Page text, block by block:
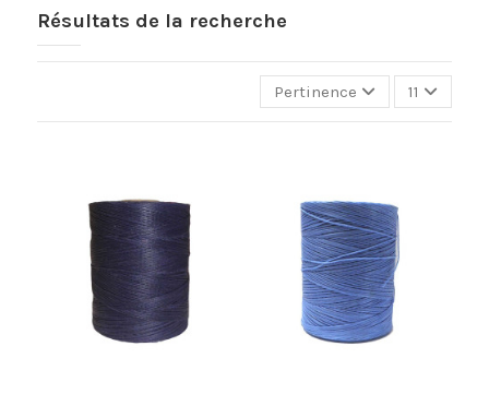
Résultats de la recherche
Pertinence 11